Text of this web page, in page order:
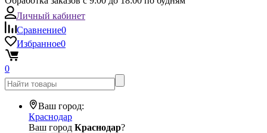
Личный кабинет
Сравнение0
Избранное0
0
Ваш город:
Краснодар
Ваш город Краснодар?